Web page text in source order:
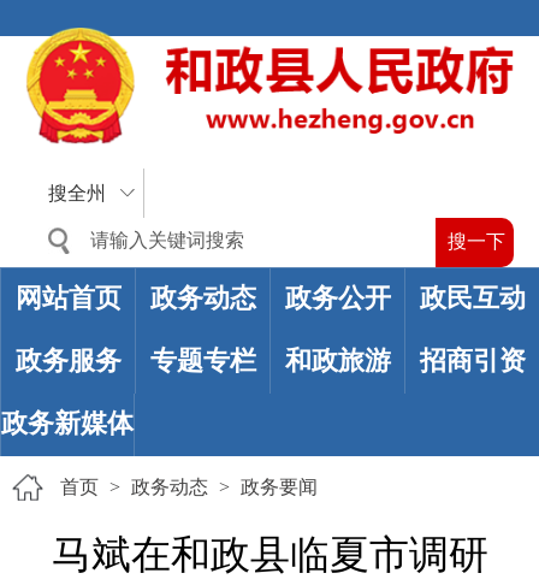
搜全州
网站首页 政务动态 政务公开 政民互动
政务服务 专题专栏 和政旅游 招商引资
政务新媒体
首页 > 政务动态 > 政务要闻
马斌在和政县临夏市调研